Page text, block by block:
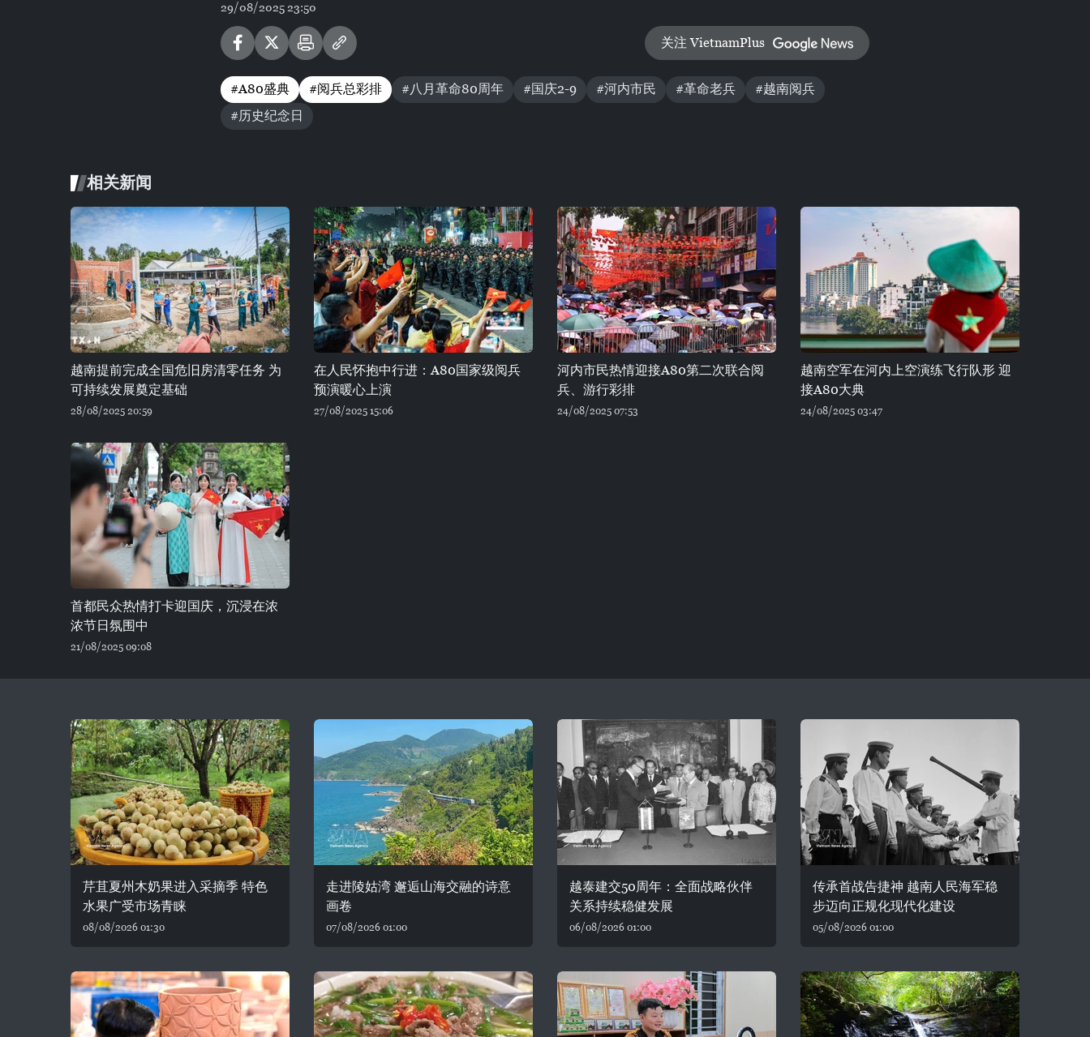
29/08/2025 23:50
关注 VietnamPlus
#A80盛典 #阅兵总彩排 #八月革命80周年 #国庆2-9 #河内市民 #革命老兵
#越南阅兵
#历史纪念日
相关新闻
越南提前完成全国危旧房清零任务 为
可持续发展奠定基础
28/08/2025 20:59
在人民怀抱中行进：A80国家级阅兵
预演暖心上演
27/08/2025 15:06
河内市民热情迎接A80第二次联合阅
兵、游行彩排
24/08/2025 07:53
越南空军在河内上空演练飞行队形 迎
接A80大典
24/08/2025 03:47
首都民众热情打卡迎国庆，沉浸在浓
浓节日氛围中
21/08/2025 09:08
芹苴夏州木奶果进入采摘季 特色
水果广受市场青睐
08/08/2026 01:30
走进陵姑湾 邂逅山海交融的诗意
画卷
07/08/2026 01:00
越泰建交50周年：全面战略伙伴
关系持续稳健发展
06/08/2026 01:00
传承首战告捷神 越南人民海军稳
步迈向正规化现代化建设
05/08/2026 01:00